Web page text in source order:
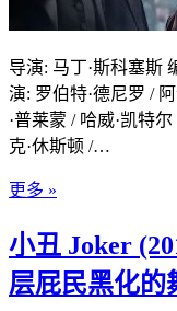
导演: 马丁·斯科塞斯
演: 罗伯特·德尼罗 /
·普莱蒙 / 哈威·凯特
克·休斯顿 /…
更多 »
小丑 Joker
层屁民黑化的